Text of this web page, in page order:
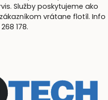
Služby poskytujeme ako
vrátane flotíl. Info
178.